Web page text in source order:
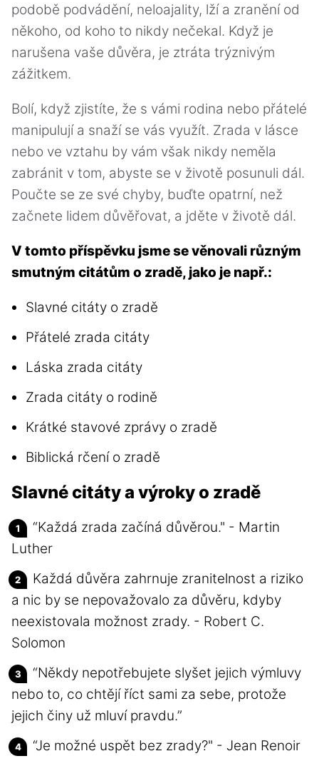
podobě podvádění, neloajality, lží a zranění od
někoho, od koho to nikdy nečekal. Když je
narušena vaše důvěra, je ztráta trýznivým
zážitkem.
Bolí, když zjistíte, že s vámi rodina nebo přátelé
manipulují a snaží se vás využít. Zrada v lásce
nebo ve vztahu by vám však nikdy neměla
zabránit v tom, abyste se v životě posunuli dál.
Poučte se ze své chyby, buďte opatrní, než
začnete lidem důvěřovat, a jděte v životě dál.
V tomto příspěvku jsme se věnovali různým
smutným citátům o zradě, jako je např.:
Slavné citáty o zradě
Přátelé zrada citáty
Láska zrada citáty
Zrada citáty o rodině
Krátké stavové zprávy o zradě
Biblická rčení o zradě
Slavné citáty a výroky o zradě
“Každá zrada začíná důvěrou." - Martin
Luther
Každá důvěra zahrnuje zranitelnost a riziko
a nic by se nepovažovalo za důvěru, kdyby
neexistovala možnost zrady. - Robert C.
Solomon
“Někdy nepotřebujete slyšet jejich výmluvy
nebo to, co chtějí říct sami za sebe, protože
jejich činy už mluví pravdu.”
“Je možné uspět bez zrady?" - Jean Renoir